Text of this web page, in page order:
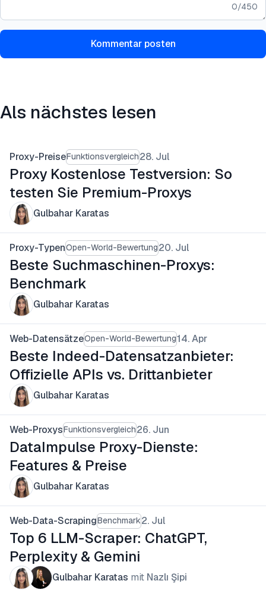
0/450
Kommentar posten
Als nächstes lesen
Proxy-PreiseFunktionsvergleich28. Jul
Proxy Kostenlose Testversion: So
testen Sie Premium-Proxys
Gulbahar Karatas
Proxy-TypenOpen-World-Bewertung20. Jul
Beste Suchmaschinen-Proxys:
Benchmark
Gulbahar Karatas
Web-DatensätzeOpen-World-Bewertung14. Apr
Beste Indeed-Datensatzanbieter:
Offizielle APIs vs. Drittanbieter
Gulbahar Karatas
Web-ProxysFunktionsvergleich26. Jun
DataImpulse Proxy-Dienste:
Features & Preise
Gulbahar Karatas
Web-Data-ScrapingBenchmark2. Jul
Top 6 LLM-Scraper: ChatGPT,
Perplexity & Gemini
Gulbahar Karatas mit Nazlı Şipi